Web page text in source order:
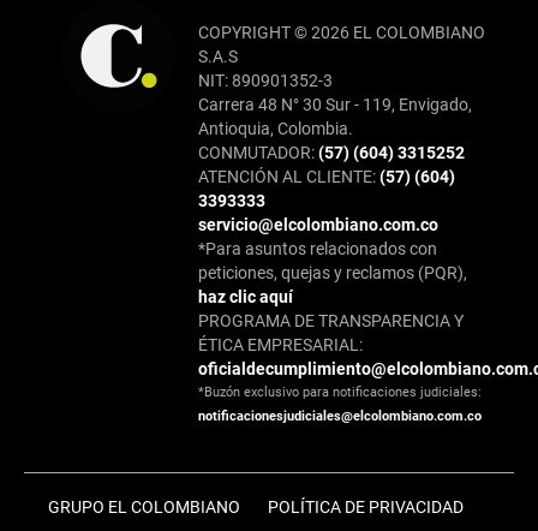
COPYRIGHT © 2026 EL COLOMBIANO
S.A.S
NIT: 890901352-3
Carrera 48 N° 30 Sur - 119, Envigado,
Antioquia, Colombia.
CONMUTADOR:(57) (604) 3315252
ATENCIÓN AL CLIENTE:(57) (604)
3393333
servicio@elcolombiano.com.co
*Para asuntos relacionados con
peticiones, quejas y reclamos (PQR),
haz clic aquí
PROGRAMA DE TRANSPARENCIA Y
ÉTICA EMPRESARIAL:
*Buzón exclusivo para notificaciones judiciales:
notificacionesjudiciales@elcolombiano.com.co
GRUPO EL COLOMBIANO POLÍTICA DE PRIVACIDAD